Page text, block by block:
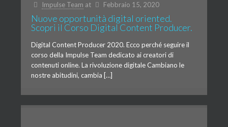
Impulse Team at Febbraio 15, 2020
Nuove opportunità digital oriented.
Scopri il Corso Digital Content Producer.
Digital Content Producer 2020. Ecco perché seguire il
corso della Impulse Team dedicato ai creatori di
contenuti online. La rivoluzione digitale Cambiano le
nostre abitudini, cambia […]